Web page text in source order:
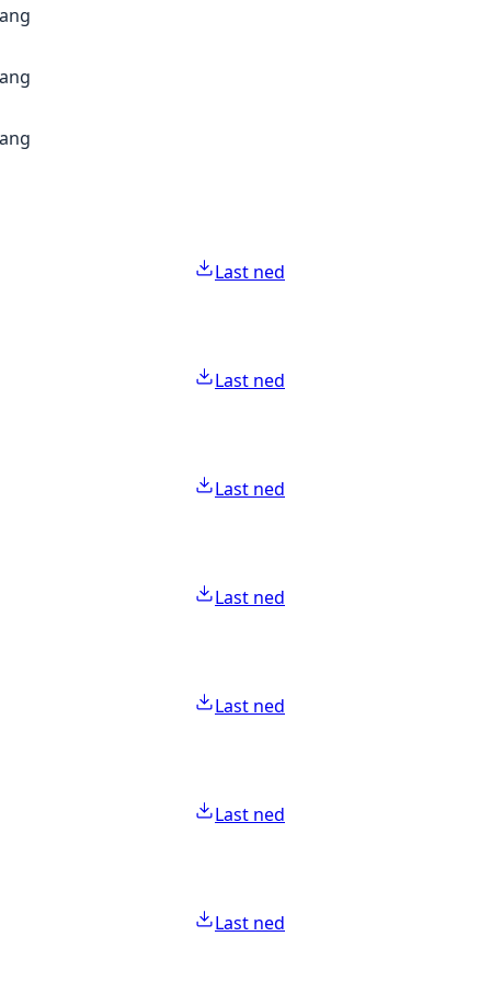
Last ned
Last ned
Last ned
Last ned
Last ned
Last ned
Last ned